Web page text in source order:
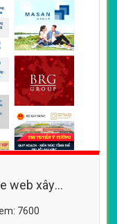
web xây
7600